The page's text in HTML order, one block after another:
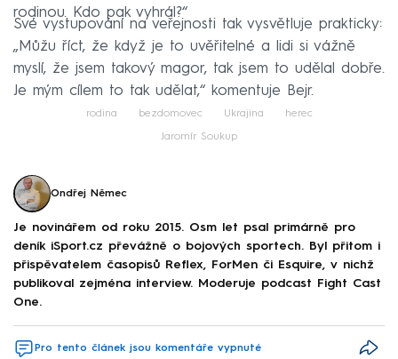
rodinou. Kdo pak vyhrál?“
Své vystupování na veřejnosti tak vysvětluje prakticky:
„Můžu říct, že když je to uvěřitelné a lidi si vážně
myslí, že jsem takový magor, tak jsem to udělal dobře.
Je mým cílem to tak udělat,“ komentuje Bejr.
rodina bezdomovec Ukrajina herec
Jaromír Soukup
Ondřej Němec
Je novinářem od roku 2015. Osm let psal primárně pro
deník iSport.cz převážně o bojových sportech. Byl přitom i
přispěvatelem časopisů Reflex, ForMen či Esquire, v nichž
publikoval zejména interview. Moderuje podcast Fight Cast
One.
Pro tento článek jsou komentáře vypnuté